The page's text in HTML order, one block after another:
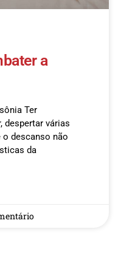
a
Ter
despertar várias
descanso não
da